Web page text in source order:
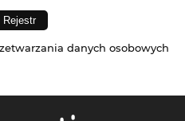
danych osobowych